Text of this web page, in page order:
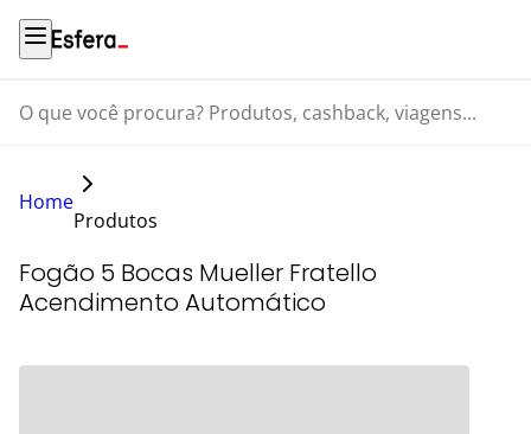
O que você procura? Produtos, cashback, viagens...
Home
Produtos
Fogão 5 Bocas Mueller Fratello
Acendimento Automático